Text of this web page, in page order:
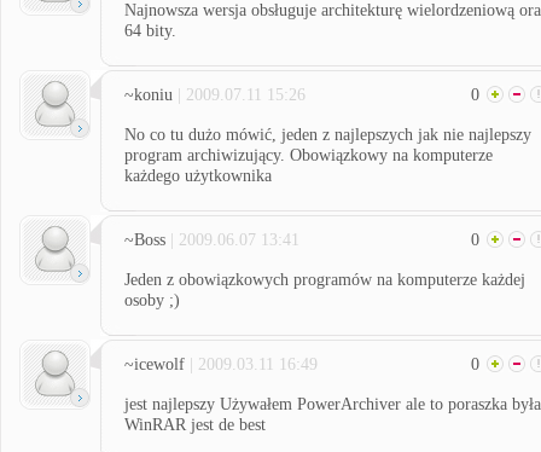
Najnowsza wersja obsługuje architekturę wielordzeniową
64 bity.
~koniu | 2009.07.11 15:26 0
No co tu dużo mówić, jeden z najlepszych jak nie najlepszy
program archiwizujący. Obowiązkowy na komputerze
każdego użytkownika
~Boss | 2009.06.07 13:41 0
Jeden z obowiązkowych programów na komputerze każdej
osoby ;)
~icewolf | 2009.03.11 16:49 0
jest najlepszy Używałem PowerArchiver ale to poraszka była
WinRAR jest de best